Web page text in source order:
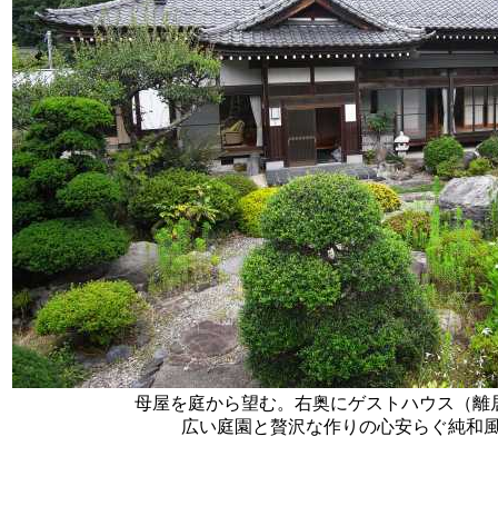
母屋を庭から望む。右奥にゲストハウス（離
広い庭園と贅沢な作りの心安らぐ純和